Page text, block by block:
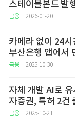
스테이블본드 발
금융 2026-01-20
카메라 없이 24
부산은행 앱에서
금융 2025-10-30
자체 개발 AI로
자증권, 특허 2건
금융 2025-10-21